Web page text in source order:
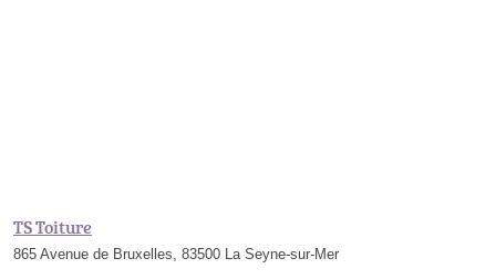
TS Toiture
865 Avenue de Bruxelles, 83500 La Seyne-sur-Mer